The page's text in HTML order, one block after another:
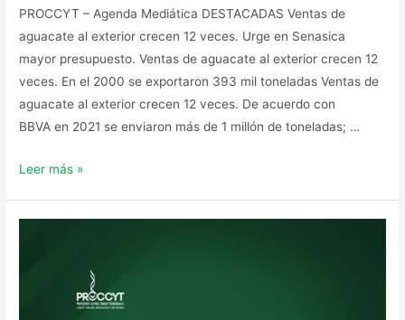
PROCCYT – Agenda Mediática DESTACADAS Ventas de
aguacate al exterior crecen 12 veces. Urge en Senasica
mayor presupuesto. Ventas de aguacate al exterior crecen 12
veces. En el 2000 se exportaron 393 mil toneladas Ventas de
aguacate al exterior crecen 12 veces. De acuerdo con
BBVA en 2021 se enviaron más de 1 millón de toneladas; …
Leer más »